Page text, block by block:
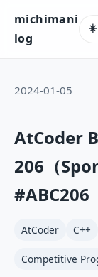
michimani
log
☀️
2024-01-05
AtCoder
206（
#ABC206
AtCoder C++
Competitive